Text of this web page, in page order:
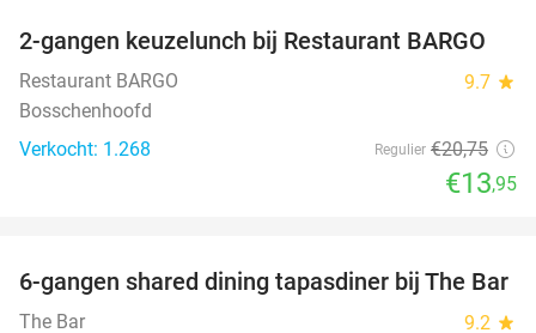
33%
2-gangen keuzelunch bij Restaurant BARGO
Restaurant BARGO 9.7 star
Bosschenhoofd
Verkocht: 1.268
Regulier €20,75
€13,95
21%
6-gangen shared dining tapasdiner bij The Bar
The Bar 9.2 star